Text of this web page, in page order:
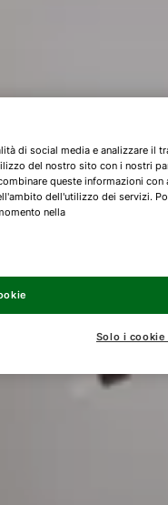
di social media e analizzare il
del nostro sito con i nostri
queste informazioni con
dell'utilizzo dei servizi.
nella
Solo i